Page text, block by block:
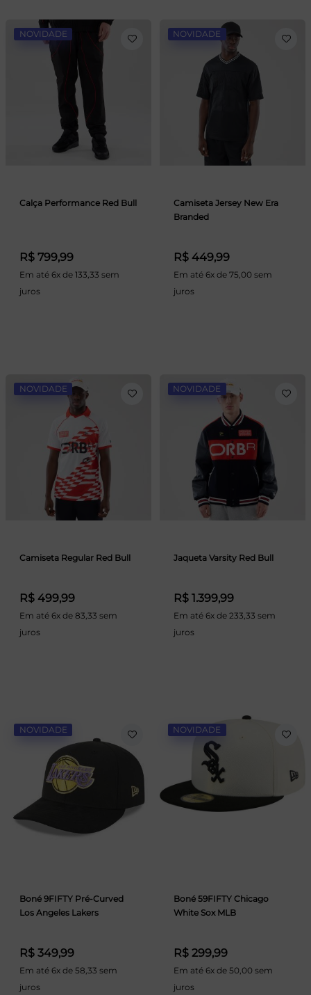
NOVIDADE
Calça Performance Red Bull
R$ 799,99
Em até 6x de 133,33 sem
juros
NOVIDADE
Camiseta Jersey New Era
Branded
R$ 449,99
Em até 6x de 75,00 sem
juros
NOVIDADE
Camiseta Regular Red Bull
R$ 499,99
Em até 6x de 83,33 sem
juros
NOVIDADE
Jaqueta Varsity Red Bull
R$ 1.399,99
Em até 6x de 233,33 sem
juros
NOVIDADE
Boné 9FIFTY Pré-Curved
Los Angeles Lakers
R$ 349,99
Em até 6x de 58,33 sem
juros
NOVIDADE
Boné 59FIFTY Chicago
White Sox MLB
R$ 299,99
Em até 6x de 50,00 sem
juros